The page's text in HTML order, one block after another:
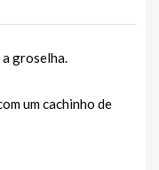
groselha.
um cachinho de